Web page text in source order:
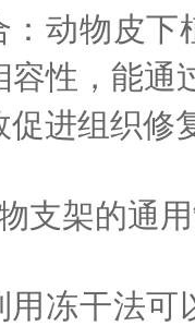
：动物皮下
容性，能通
促进组织修
支架的通
用冻干法可